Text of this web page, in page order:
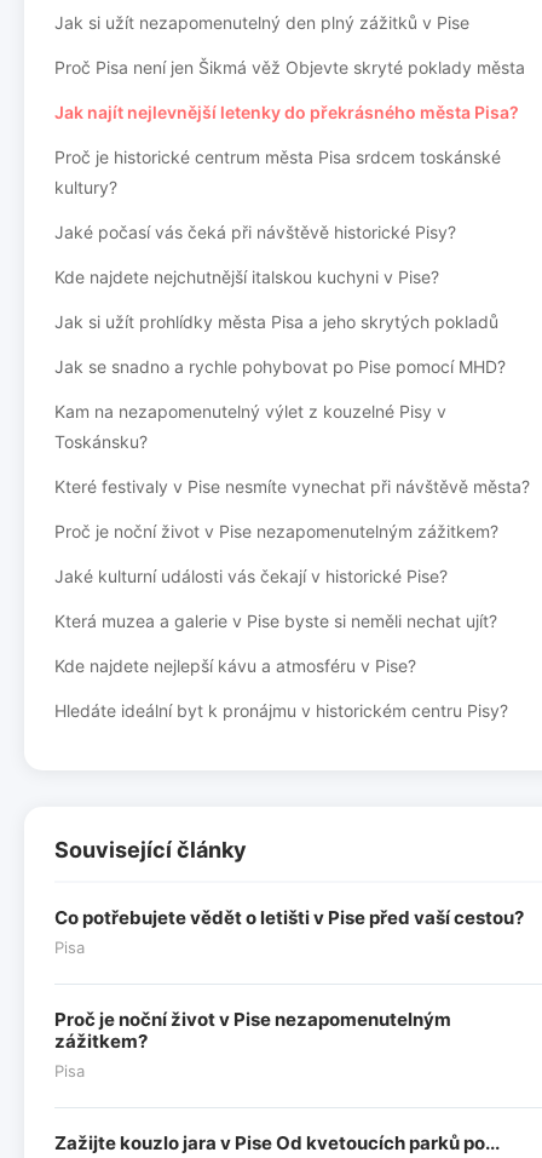
Jak si užít nezapomenutelný den plný zážitků v Pise
Proč Pisa není jen Šikmá věž Objevte skryté poklady města
Jak najít nejlevnější letenky do překrásného města Pisa?
Proč je historické centrum města Pisa srdcem toskánské
kultury?
Jaké počasí vás čeká při návštěvě historické Pisy?
Kde najdete nejchutnější italskou kuchyni v Pise?
Jak si užít prohlídky města Pisa a jeho skrytých pokladů
Jak se snadno a rychle pohybovat po Pise pomocí MHD?
Kam na nezapomenutelný výlet z kouzelné Pisy v
Toskánsku?
Které festivaly v Pise nesmíte vynechat při návštěvě města?
Proč je noční život v Pise nezapomenutelným zážitkem?
Jaké kulturní události vás čekají v historické Pise?
Která muzea a galerie v Pise byste si neměli nechat ujít?
Kde najdete nejlepší kávu a atmosféru v Pise?
Hledáte ideální byt k pronájmu v historickém centru Pisy?
Související články
Co potřebujete vědět o letišti v Pise před vaší cestou?
Pisa
Proč je noční život v Pise nezapomenutelným
zážitkem?
Pisa
Zažijte kouzlo jara v Pise Od kvetoucích parků po...